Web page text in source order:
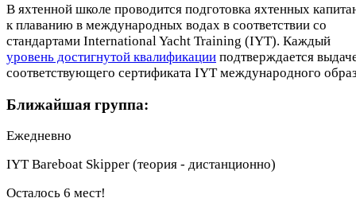
В яхтенной школе проводится подготовка яхтенных
к плаванию в международных водах в соответствии со
стандартами International Yacht Training (IYT). Каждый
уровень достигнутой квалификации подтверждается
соответствующего сертификата IYT международного
Ближайшая группа:
Ежедневно
IYT Bareboat Skipper (теория - дистанционно)
Осталось 6 мест!